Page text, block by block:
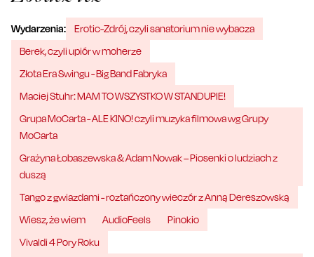
Wydarzenia:
Erotic-Zdrój, czyli sanatorium nie wybacza
Berek, czyli upiór w moherze
Złota Era Swingu - Big Band Fabryka
Maciej Stuhr: MAM TO WSZYSTKO W STANDUPIE!
Grupa MoCarta - ALE KINO! czyli muzyka filmowa wg Grupy
MoCarta
Grażyna Łobaszewska & Adam Nowak – Piosenki o ludziach z
duszą
Tango z gwiazdami - roztańczony wieczór z Anną Dereszowską
Wiesz, że wiem
AudioFeels
Pinokio
Vivaldi 4 Pory Roku